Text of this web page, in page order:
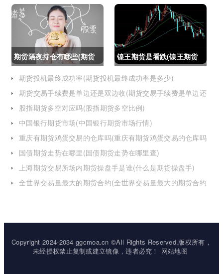
什么建议个人做期货交易)
吗吗(期货如果到期不平仓
怎么办)
期货隔夜持仓有哪些(期货
隔夜持仓有哪些风险)
镍王期货是看跌(镍王期货
是看跌还是看涨)
期货投机最终成功率(期货投机最终成功率是多少)
期货交易手续费是单边还是双边收(期货交易手续费是单边还
股指期货多空对应吗(股指期货多空比例)
中国银行期货市场(中国银行期货市场行情)
重庆有期货鸡蛋交易的仓库吗(重庆有期货鸡蛋交易的仓库吗
国债期货走势在哪里(国债期货走势在哪里查)
上海期货交易所场内期货操盘手是谁(什么是期货操盘手)
全世界交易量最大的期货合约(全世界交易量最大的期货合约
Copyright 2024-2034 ggcmoa.cn ©All Rights Reserved.版权所有，
未经授权禁止复制或建立镜像，违者必究！
网站地图